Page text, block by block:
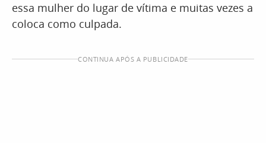
essa mulher do lugar de vítima e muitas vezes a
coloca como culpada.
CONTINUA APÓS A PUBLICIDADE